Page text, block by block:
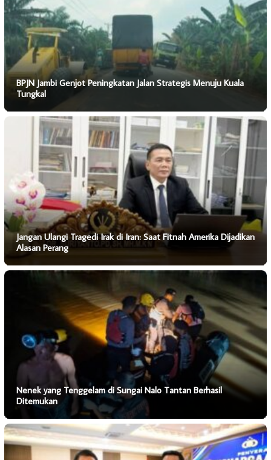
BPJN Jambi Genjot Peningkatan Jalan Strategis Menuju Kuala
Tungkal
Jangan Ulangi Tragedi Irak di Iran: Saat Fitnah Amerika Dijadikan
Alasan Perang
Nenek yang Tenggelam di Sungai Nalo Tantan Berhasil
Ditemukan